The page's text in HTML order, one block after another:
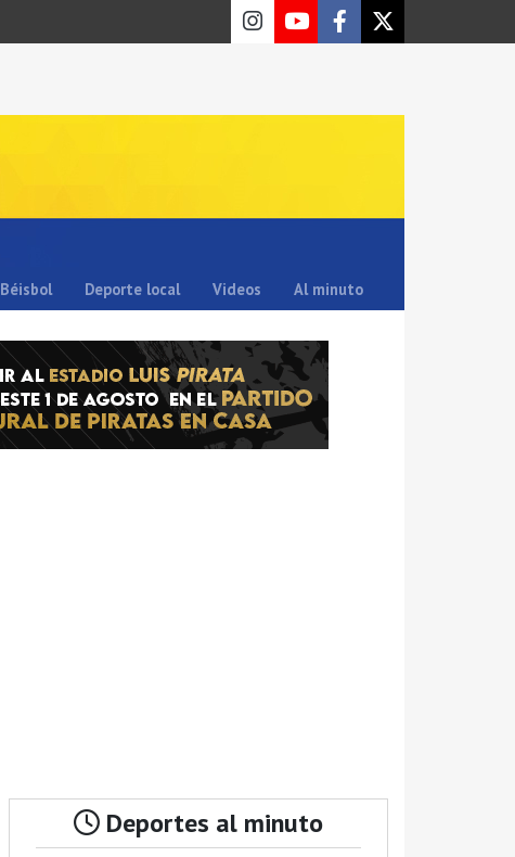
Béisbol Deporte local Videos Al minuto
Deportes al minuto